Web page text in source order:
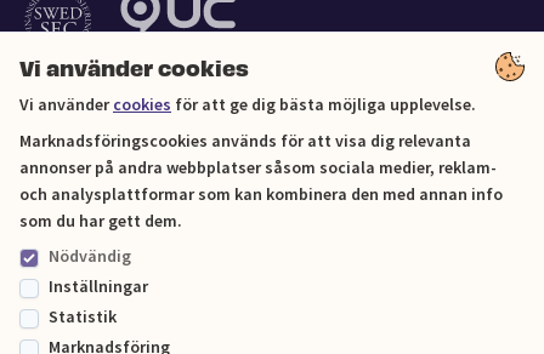
Vi använder cookies
Vi användercookies för att ge dig bästa möjliga upplevelse.
Marknadsföringscookies används för att visa dig relevanta
annonser på andra webbplatser såsom sociala medier, reklam-
och analysplattformar som kan kombinera den med annan info
som du har gett dem.
Nödvändig
Inställningar
Statistik
Marknadsföring
Cookies
Sitemap
© Lånekoll 2026